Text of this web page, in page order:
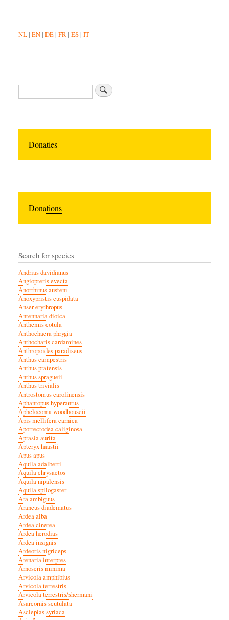
NL| EN| DE| FR| ES| IT
Search
Donaties
Donations
Search for species
Andrias davidianus
Angiopteris evecta
Anorrhinus austeni
Anoxypristis cuspidata
Anser erythropus
Antennaria dioica
Anthemis cotula
Anthochaera phrygia
Anthocharis cardamines
Anthropoides paradiseus
Anthus campestris
Anthus pratensis
Anthus spragueii
Anthus trivialis
Antrostomus carolinensis
Aphantopus hyperantus
Aphelocoma woodhouseii
Apis mellifera carnica
Aporrectodea caliginosa
Aprasia aurita
Apteryx haastii
Apus apus
Aquila adalberti
Aquila chrysaetos
Aquila nipalensis
Aquila spilogaster
Ara ambiguus
Araneus diadematus
Ardea alba
Ardea cinerea
Ardea herodias
Ardea insignis
Ardeotis nigriceps
Arenaria interpres
Arnoseris minima
Arvicola amphibius
Arvicola terrestris
Arvicola terrestris/shermani
Asarcornis scutulata
Asclepias syriaca